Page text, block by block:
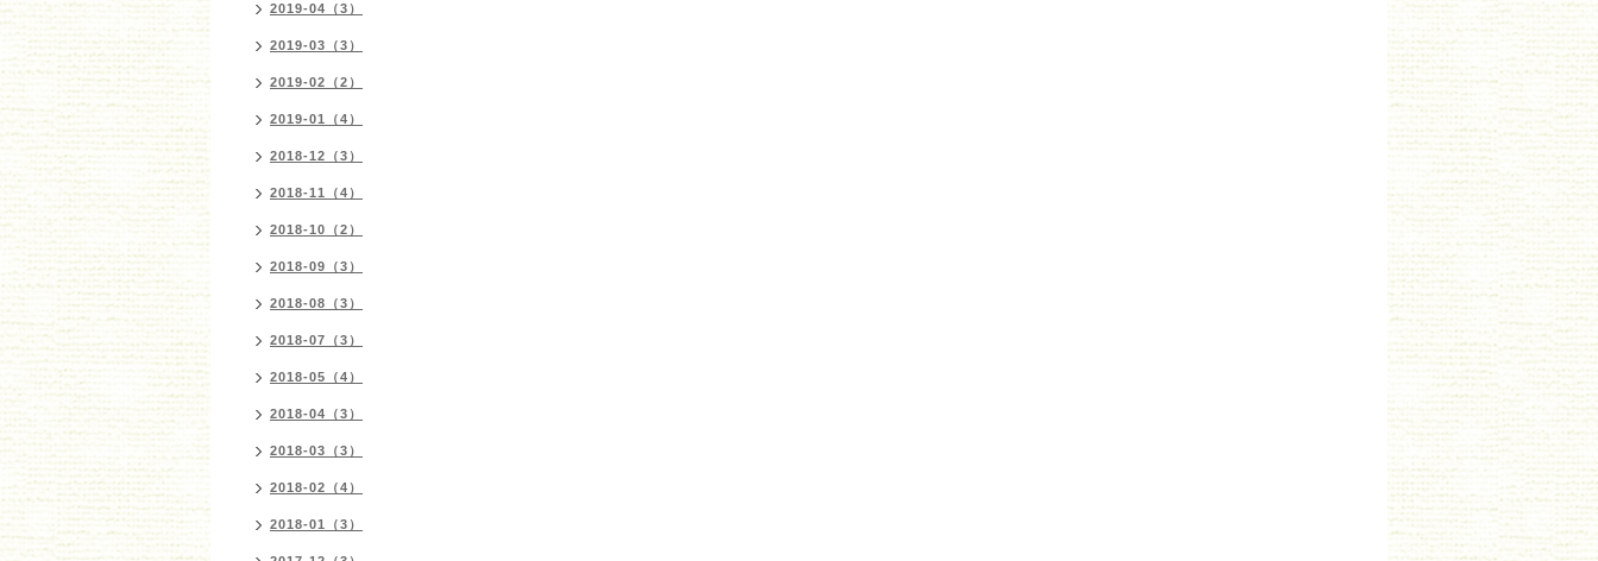
2019-04（3）
2019-03（3）
2019-02（2）
2019-01（4）
2018-12（3）
2018-11（4）
2018-10（2）
2018-09（3）
2018-08（3）
2018-07（3）
2018-05（4）
2018-04（3）
2018-03（3）
2018-02（4）
2018-01（3）